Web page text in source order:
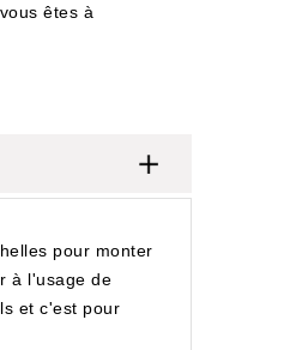
êtes à
pour monter
à l'usage de
et c'est pour